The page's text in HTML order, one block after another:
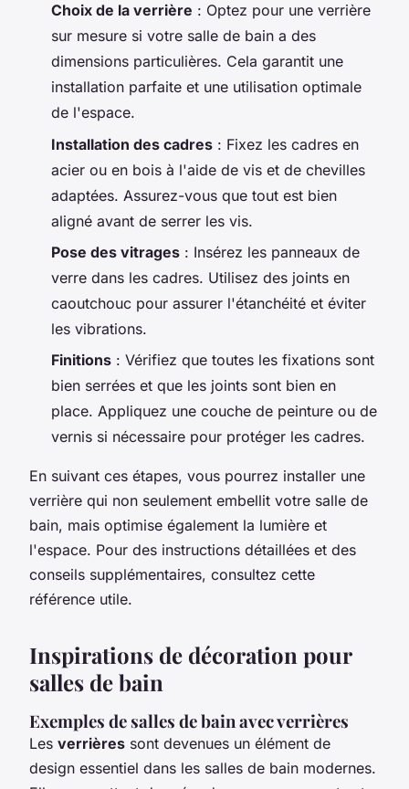
Choix de la verrière : Optez pour une verrière
sur mesure si votre salle de bain a des
dimensions particulières. Cela garantit une
installation parfaite et une utilisation optimale
de l'espace.
Installation des cadres : Fixez les cadres en
acier ou en bois à l'aide de vis et de chevilles
adaptées. Assurez-vous que tout est bien
aligné avant de serrer les vis.
Pose des vitrages : Insérez les panneaux de
verre dans les cadres. Utilisez des joints en
caoutchouc pour assurer l'étanchéité et éviter
les vibrations.
Finitions : Vérifiez que toutes les fixations sont
bien serrées et que les joints sont bien en
place. Appliquez une couche de peinture ou de
vernis si nécessaire pour protéger les cadres.
En suivant ces étapes, vous pourrez installer une
verrière qui non seulement embellit votre salle de
bain, mais optimise également la lumière et
l'espace. Pour des instructions détaillées et des
conseils supplémentaires, consultez cette
référence utile.
Inspirations de décoration pour
salles de bain
Exemples de salles de bain avec verrières
Les verrières sont devenues un élément de
design essentiel dans les salles de bain modernes.